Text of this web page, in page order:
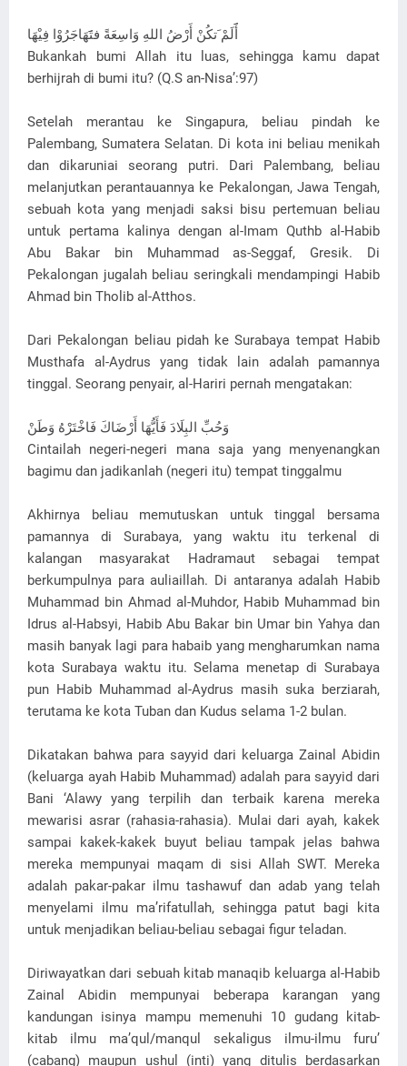
أَََلَمْ َتكُنْ أَرْضُ اللهِ وَاسِعَةً فتَََهَاجَرُوْا فِيْهَا
Bukankah bumi Allah itu luas, sehingga kamu dapat
berhijrah di bumi itu? (Q.S an-Nisa’:97)
Setelah merantau ke Singapura, beliau pindah ke
Palembang, Sumatera Selatan. Di kota ini beliau menikah
dan dikaruniai seorang putri. Dari Palembang, beliau
melanjutkan perantauannya ke Pekalongan, Jawa Tengah,
sebuah kota yang menjadi saksi bisu pertemuan beliau
untuk pertama kalinya dengan al-Imam Quthb al-Habib
Abu Bakar bin Muhammad as-Seggaf, Gresik. Di
Pekalongan jugalah beliau seringkali mendampingi Habib
Ahmad bin Tholib al-Atthos.
Dari Pekalongan beliau pidah ke Surabaya tempat Habib
Musthafa al-Aydrus yang tidak lain adalah pamannya
tinggal. Seorang penyair, al-Hariri pernah mengatakan:
وَحُبِّ البِلَادَ فَأَيُّهَا أَرْضَاكَ فَاخْتَرْهُ وَطَنْ
Cintailah negeri-negeri mana saja yang menyenangkan
bagimu dan jadikanlah (negeri itu) tempat tinggalmu
Akhirnya beliau memutuskan untuk tinggal bersama
pamannya di Surabaya, yang waktu itu terkenal di
kalangan masyarakat Hadramaut sebagai tempat
berkumpulnya para auliaillah. Di antaranya adalah Habib
Muhammad bin Ahmad al-Muhdor, Habib Muhammad bin
Idrus al-Habsyi, Habib Abu Bakar bin Umar bin Yahya dan
masih banyak lagi para habaib yang mengharumkan nama
kota Surabaya waktu itu. Selama menetap di Surabaya
pun Habib Muhammad al-Aydrus masih suka berziarah,
terutama ke kota Tuban dan Kudus selama 1-2 bulan.
Dikatakan bahwa para sayyid dari keluarga Zainal Abidin
(keluarga ayah Habib Muhammad) adalah para sayyid dari
Bani ‘Alawy yang terpilih dan terbaik karena mereka
mewarisi asrar (rahasia-rahasia). Mulai dari ayah, kakek
sampai kakek-kakek buyut beliau tampak jelas bahwa
mereka mempunyai maqam di sisi Allah SWT. Mereka
adalah pakar-pakar ilmu tashawuf dan adab yang telah
menyelami ilmu ma’rifatullah, sehingga patut bagi kita
untuk menjadikan beliau-beliau sebagai figur teladan.
Diriwayatkan dari sebuah kitab manaqib keluarga al-Habib
Zainal Abidin mempunyai beberapa karangan yang
kandungan isinya mampu memenuhi 10 gudang kitab-
kitab ilmu ma’qul/manqul sekaligus ilmu-ilmu furu’
(cabang) maupun ushul (inti) yang ditulis berdasarkan